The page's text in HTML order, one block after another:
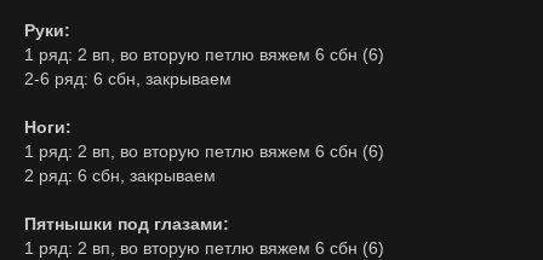
Руки:
1 ряд: 2 вп, во вторую петлю вяжем 6 сбн (6)
2-6 ряд: 6 сбн, закрываем
Ноги:
1 ряд: 2 вп, во вторую петлю вяжем 6 сбн (6)
2 ряд: 6 сбн, закрываем
Пятнышки под глазами:
1 ряд: 2 вп, во вторую петлю вяжем 6 сбн (6)